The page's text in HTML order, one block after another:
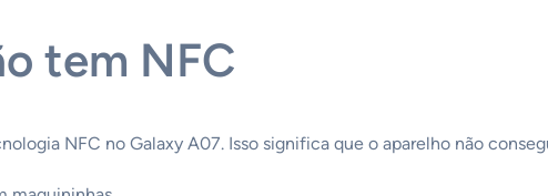
tem NFC
NFC no Galaxy A07. Isso significa que o aparelho não